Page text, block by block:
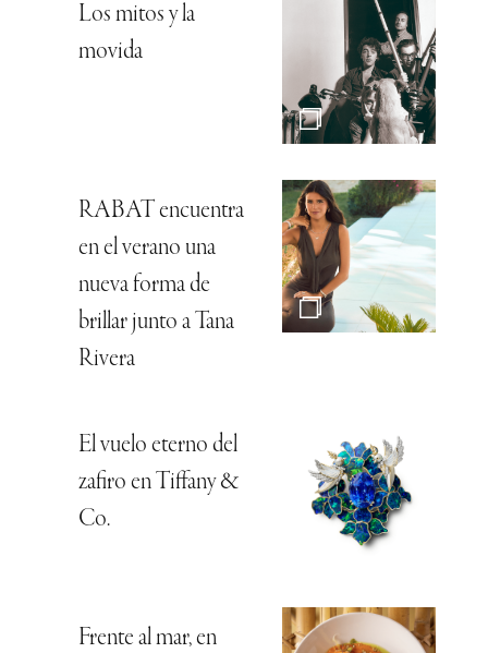
Los mitos y la
movida
RABAT encuentra
en el verano una
nueva forma de
brillar junto a Tana
Rivera
El vuelo eterno del
zafiro en Tiffany &
Co.
Frente al mar, en